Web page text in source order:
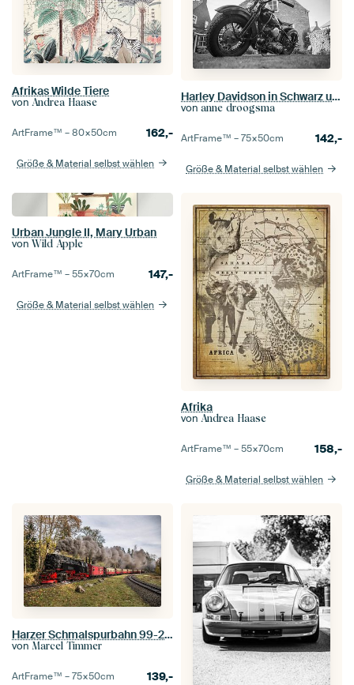
Afrikas Wilde Tiere
von Andrea Haase
ArtFrame™ –80×50cm 162,-
Größe & Material selbst wählen
Harley Davidson in Schwarz und Weiß
von anne droogsma
ArtFrame™ –75×50cm 142,-
Größe & Material selbst wählen
Urban Jungle II, Mary Urban
von Wild Apple
ArtFrame™ –55×70cm 147,-
Größe & Material selbst wählen
Afrika
von Andrea Haase
ArtFrame™ –55×70cm 158,-
Größe & Material selbst wählen
Harzer Schmalspurbahn 99-234, Abfahrt Drei Annen Hohne
von Marcel Timmer
ArtFrame™ –75×50cm 139,-